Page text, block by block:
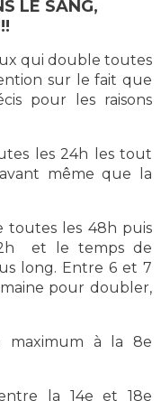
LE SANG,
qui double toutes
sur le fait que
pour les raisons
les 24h les tout
même que la
toutes les 48h puis
et le temps de
long. Entre 6 et 7
pour doubler,
maximum à la 8e
la 14e et 18e